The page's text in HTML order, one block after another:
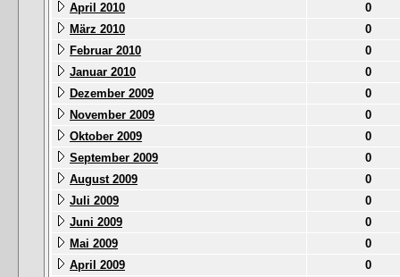
April 2010
0
März 2010
0
Februar 2010
0
Januar 2010
0
Dezember 2009
0
November 2009
0
Oktober 2009
0
September 2009
0
August 2009
0
Juli 2009
0
Juni 2009
0
Mai 2009
0
April 2009
0